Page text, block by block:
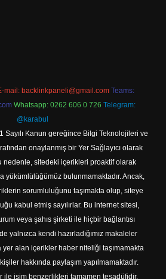
mail: backlinkpaneli@gmail.com Teams:
Whatsapp: 0262 606 0 726 Telegram:
@karabul
Sayılı Kanun gereğince Bilgi Teknolojileri ve
onaylanmış bir Yer Sağlayıcı olarak
nedenle, sitedeki içerikleri proaktif olarak
yükümlülüğümüz bulunmamaktadır. Ancak,
sorumluluğunu taşımakta olup, siteye
kabul etmiş sayılırlar. Bu internet sitesi,
veya şahıs şirketi ile hiçbir bağlantısı
yalnızca kendi hazırladığımız makaleler
yer alan içerikler haber niteliği taşımamakta
hakkında paylaşım yapılmamaktadır.
ile isim benzerlikleri tamamen tesadüfidir.